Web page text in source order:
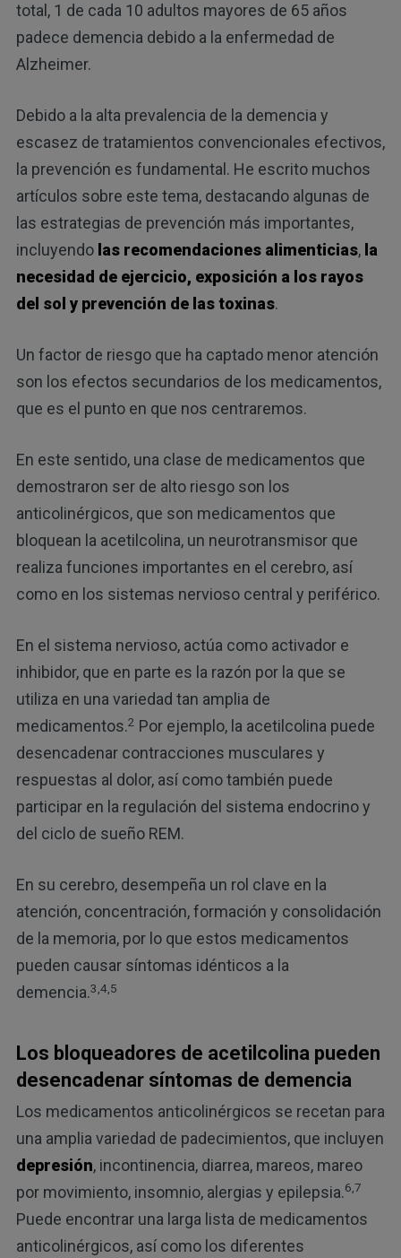
total, 1 de cada 10 adultos mayores de 65 años
padece demencia debido a la enfermedad de
Alzheimer.
Debido a la alta prevalencia de la demencia y
escasez de tratamientos convencionales efectivos,
la prevención es fundamental. He escrito muchos
artículos sobre este tema, destacando algunas de
las estrategias de prevención más importantes,
incluyendo las recomendaciones alimenticias, la
necesidad de ejercicio, exposición a los rayos
del sol y prevención de las toxinas.
Un factor de riesgo que ha captado menor atención
son los efectos secundarios de los medicamentos,
que es el punto en que nos centraremos.
En este sentido, una clase de medicamentos que
demostraron ser de alto riesgo son los
anticolinérgicos, que son medicamentos que
bloquean la acetilcolina, un neurotransmisor que
realiza funciones importantes en el cerebro, así
como en los sistemas nervioso central y periférico.
En el sistema nervioso, actúa como activador e
inhibidor, que en parte es la razón por la que se
utiliza en una variedad tan amplia de
medicamentos.2 Por ejemplo, la acetilcolina puede
desencadenar contracciones musculares y
respuestas al dolor, así como también puede
participar en la regulación del sistema endocrino y
del ciclo de sueño REM.
En su cerebro, desempeña un rol clave en la
atención, concentración, formación y consolidación
de la memoria, por lo que estos medicamentos
pueden causar síntomas idénticos a la
demencia.3,4,5
Los bloqueadores de acetilcolina pueden
desencadenar síntomas de demencia
Los medicamentos anticolinérgicos se recetan para
una amplia variedad de padecimientos, que incluyen
depresión, incontinencia, diarrea, mareos, mareo
por movimiento, insomnio, alergias y epilepsia.6,7
Puede encontrar una larga lista de medicamentos
anticolinérgicos, así como los diferentes